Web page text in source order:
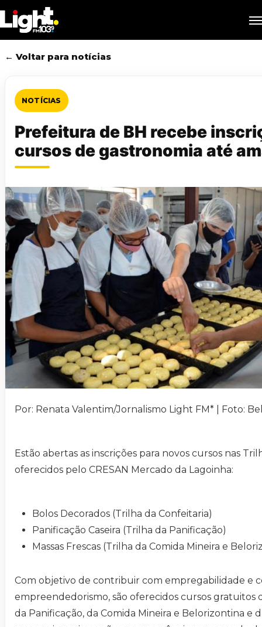
to
main
content
← Voltar para notícias
NOTÍCIAS
Prefeitura de BH recebe
cursos de gastronomia até
Por: Renata Valentim/Jornalismo Light FM* | Foto:
Estão abertas as inscrições para novos cursos nas
oferecidos pelo CRESAN Mercado da Lagoinha:
Bolos Decorados (Trilha da Confeitaria)
Panificação Caseira (Trilha da Panificação)
Massas Frescas (Trilha da Comida Mineira e
Com objetivo de contribuir com empregabilidade e
empreendedorismo, são oferecidos cursos gratuitos
da Panificação, da Comida Mineira e Belorizontina e